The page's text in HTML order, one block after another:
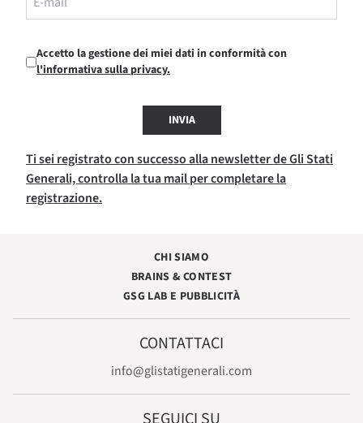
Accetto la gestione dei miei dati in conformità con
l'informativa sulla privacy.
INVIA
Ti sei registrato con successo alla newsletter de Gli Stati
Generali, controlla la tua mail per completare la
registrazione.
CHI SIAMO
BRAINS & CONTEST
GSG LAB E PUBBLICITÀ
CONTATTACI
info@glistatigenerali.com